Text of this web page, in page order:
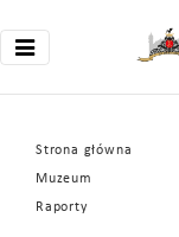
Strona główna
Muzeum
Raporty